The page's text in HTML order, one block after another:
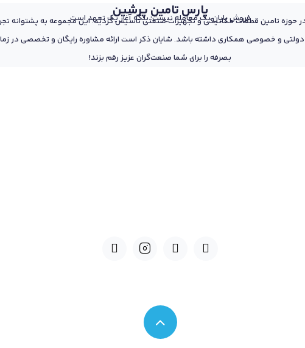
پارس تامین پرشین
فروش پایان یک معامله نیست؛ بلکه آغاز یک تعهد است
از پرسنل مجرب و متخصص در حوزه تامین قطعات مکانیکی و تجهیزات صنعتی تاسیس گردید. این مجموعه
و خصوصی همکاری داشته باشد. شایان ذکر است ارائه مشاوره رایگان و تخصصی در
بصرفه را برای شما صنعت‌گران عزیز رقم بزند!